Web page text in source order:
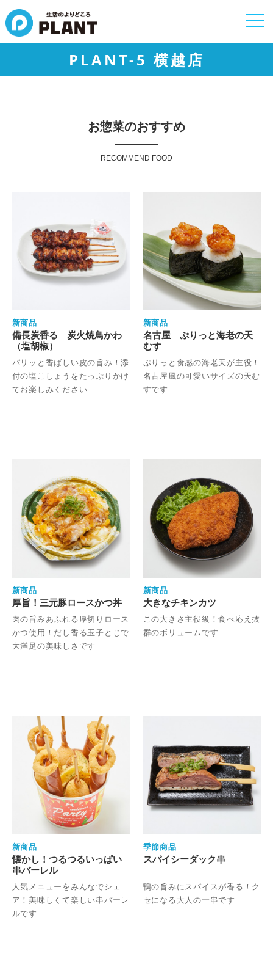
PLANT-5 横越店
お惣菜のおすすめ
RECOMMEND FOOD
新商品
備長炭香る 炭火焼鳥かわ
（塩胡椒）
パリッと香ばしい皮の旨み！添
付の塩こしょうをたっぷりかけ
てお楽しみください
新商品
名古屋 ぷりっと海老の天
むす
ぷりっと食感の海老天が主役！
名古屋風の可愛いサイズの天む
すです
新商品
厚旨！三元豚ロースかつ丼
肉の旨みあふれる厚切りロース
かつ使用！だし香る玉子とじで
大満足の美味しさです
新商品
大きなチキンカツ
この大きさ主役級！食べ応え抜
群のボリュームです
新商品
懐かし！つるつるいっぱい
串バーレル
人気メニューをみんなでシェ
ア！美味しくて楽しい串バーレ
ルです
季節商品
スパイシーダック串
鴨の旨みにスパイスが香る！ク
セになる大人の一串です